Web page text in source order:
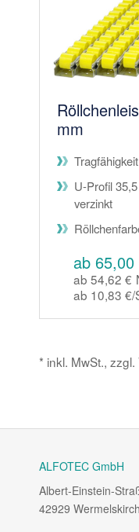
mm
U-Profil
verzinkt
ab 65,00
ab 54,62 €
ab 10,83 €/
* inkl. MwSt.,
ALFOTEC GmbH
Albert-Einstein-
42929